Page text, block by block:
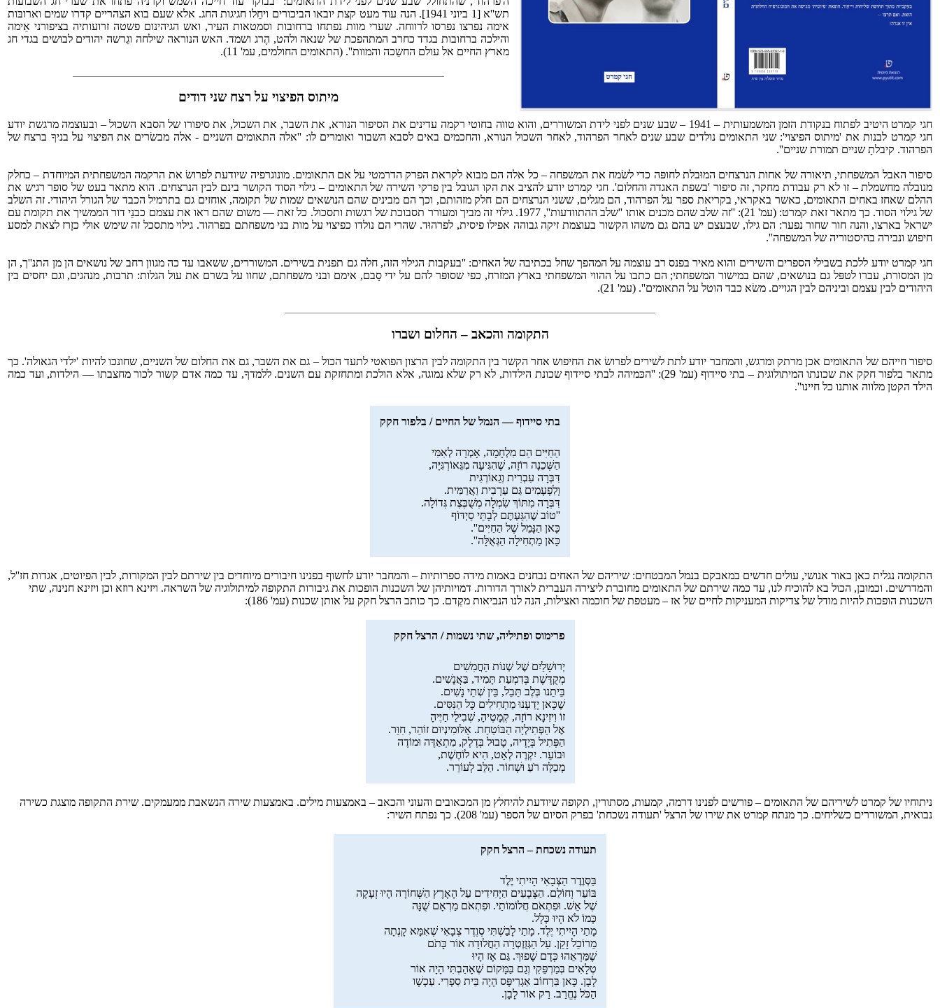
תש''א [1 ביוני 1941]. הנה עוד מעט קצת יובאו הביכורים ויחֵלו חגיגות החג. אלא שעם בוא הצהריים קדרו שמים וארובּות
אימה נפרצו נפרסו לרווחה. שערי מוות נפתחו ברחובות וסמטאות העיר, ואש הגיהינום פשטה זרועותיה בציפורני אֵימה
והילכה ברחובות בגדד כחרב המתהפכת של שנאה ולהט, הֶרג ושמד. האש הנוראה שילחה וגֵרשה יהודים לבושים בגדי חג
מארץ החיים אל עולם החשֵכה והמוות''. (התאומים החולמים, עמ' 11).
מיתוס הפיצוי על רצח שני דודים
חגי קמרט היטיב לפתוח בנקודת הזמן המשמעותית – 1941 – שבע שנים לפני לידת המשוררים, והוא טווה בחוטי רקמה עדינים את הסיפור הנורא, את השבר, את השכול, את סיפורו של הסבא השכוּל – ובעוצמה מרגשת יודע
חגי קמרט לבנות את 'מיתוס הפיצוי': שני התאומים נולדים שבע שנים לאחר הפרהוד, לאחר השכול הנורא, והחכמים באים לסבא השבור ואומרים לו: ''אלה התאומים השניים - אלה מבשׂרים את הפיצוי על בניךָ ברצח של
הפרהוד. קיבלתָ שניים תמורת שניים''.
סיפור האבל המשפחתי, תיאורה של אחות הנרצחים המוּבלת לחופּה כדי לשׂמח את המשפחה – כל אלה הם מבוא לקראת הפרק הדרמטי על אם התאומים. מונוגרפיה שיודעת לפרושׂ את הרקמה המשפחתית המיוחדת – כחלק
מנובלה מחשמלת – זו לא רק עבודת מחקר, זה סיפור 'בשפת האגדה והחלום'. חגי קמרט יודע להציב את הקו הגובל בין פרקי השירה של התאומים – גילוי הסוד הקושר בינם לבין הנרצחים. הוא מתאר בעט של סופר רגיש את
ההלם שאחז באחים התאומים, כאשר באקראי, בקריאת ספר על הפרהוד, הם מגלים, ששני הנרצחים הם חלק מזהותם, וכך הם מבינים שהם הנושאים שמות של תקומה, אוחזים גם בתרמיל הכבד של הגורל היהודי. זה השלב
של גילוי הסוד. כך מתאר זאת קמרט: (עמ' 21): ''זה שלב שהם מכנים אותו ''שלב ההתוודעות'', 1977. גילוי זה מביך ומעורר תסבוכת של רגשות ותסכול. כל זאת — משום שהם ראו את עצמם כבנֵי דור הממשיך את תקומת עם
ישראל בארצו, והנה חור שחור נפער: הם גילו, שבעצם יש בהם גם משהו הקשור בעוצמת זיקה גבוהה אפילו פיסית, לפרהוּד. שהרי הם נולדו כפיצוי על מות בני משפחתם בפרהוד. גילוי מתסכל זה שימש אולי כזָרז לצאת למסע
חיפוש ונבירה בהיסטוריה של המשפחה''.
חגי קמרט יודע ללכת בשבילי הספרים והשירים והוא מאיר בפנס רב עוצמה על המהפך שחל בכתיבה של האחים: ''בעקבות הגילוי הזה, חלה גם תפנית בשירים. המשוררים, ששאבו עד כה מגוון רחב של נושאים הן מן התנ''ך, הן
מן המסורת, עברו לטפּל גם בנושאים, שהם במישור המשפחתי; הם כתבו על ההווי המשפחתי בארץ המזרח, כפי שסופּר להם על ידי סָבם, אימם ובני משפחתם, שחוו על בשרם את עול הגלות: תרבות, מנהגים, וגם יחסים בין
היהודים לבין עצמם וביניהם לבין הגויים. משׂא כבד הוטל על התאומים''. (עמ' 21).
התקומה והכאב – החלום ושברו
סיפור חייהם של התאומים אכן מרתק ומרגש, והמחבר יודע לתת לשירים לפרושׂ את החיפוש אחר הקשר בין התקומה לבין הרצון הפואטי לתעד הכול – גם את השבר, גם את החלום של השניים, שחונכו להיות 'ילדי הגאולה'. כך
מתאר בלפור חקק את שכונתו המיתולוגית – בתי סיידוף (עמ' 29): ''הכּמיהה לבתי סיידוף שכונת הילדות, לא רק שלא נמוגה, אלא הולכת ומתחזקת עם השנים. ללמדךָ, עד כמה אדם קשור לכור מחצבתו — הילדות, ועד כמה
הילד הקטן מלווה אותנו כל חיינו''.
בתי סיידוף — הנמל של החיים / בלפור חקק
הַחַיִּים הֵם מִלְחָמָה, אָמְרָה לְאִמִּי
הַשְּׁכֵנָה רוֹזָה, שֶׁהִגִּיעָה מִגֵּאוֹרְגִּיָּה,
דִּבְּרָה עִבְרִית וְגֵאוֹרְגִּית
וְלִפְעָמִים גַּם עַרְבִית וַאֲרַמִּית.
דִּבְּרָה מִתּוֹךְ שִׂמְלָה מְשֻׁבֶּצֶת גְּדוֹלָה.
''טוֹב שֶׁהִגַּעְתֶּם לְבָתֵּי סַיְדּוֹף
כָּאן הַנָּמֵל שֶׁל הַחַיִּים''.
כָּאן מַתְחִילָה הַגְּאֻלָּה''.
התקומה נגלית כאן באור אנושי, עולים חדשים במאבקם בנמל המבטחים: שיריהם של האחים נבחנים באמות מידה ספרותיות – והמחבר יודע לחשוף בפנינו חיבורים מיוחדים בין שירתם לבין המקורות, לבין הפיוטים, אגדות חז''ל,
והמדרשים. וכמובן, הכול בא להוכיח לנו, עד כמה שירתם של התאומים מחוברת ליצירה העברית לאורך הדורות. דמויותיהן של השכנות הופכות את גיבורות התקופה למיתולוגיה של השראה. ויזינא רוזא וכן ויזינא חנינה, שתי
השכנות הופכות להיות מודל של צדיקות המעניקות לחיים של אז – מעטפת של חוכמה ואצילות, הנה לנו הנביאות מקֶדם. כך כותב הרצל חקק על אותן שכנות (עמ' 186):
פרימוס ופתיליה, שתי נשמות / הרצל חקק
יְרוּשָׁלַיִם שֶׁל שְׁנוֹת הַחֲמִשִׁים
מְקֻדֶּשֶׁת בְּדִמְעַת תָּמִיד, בַּאֲנָשִׁים.
בֵּיתֵנו בְּלֶב תֵּבֵל, בֵּין שְׁתֵי נָשִׁים.
שֶׁכָּאן יָדַעְנוּ מַתְחִילִים כָּל הַנִּסִּים.
זוֹ וִיזִינָא רוֹזָה, קְמָטֶיהָ, שְׁבִילֵי חַיֶּיהָ
אֶל הַפְּתִילְיָה הַבּוֹטַחַת. אַלּוּמִינְיוּם זוֹהֵר, חִוֵּר.
הַפְּתִיל בְּיָדֶיה, טָבוּל בְּדֶלֶק, מִתְאַדֶּה וּמוֹדֶה
וּבוֹעֵר. יִקְרֶה לְאַט, הִיא לוֹחֶשֶׁת,
מְכַלָּה רֹעַ וּשְׁחוֹר. הַלֵּב לְעוֹרֵר.
ניתוחיו של קמרט לשיריהם של התאומים – פורשים לפנינו דרמה, קמעות, מסתורין, תקופה שיודעת להיחלץ מן המכאובים והעוני והכאב – באמצעות מילים. באמצעות שירה הנשאבת ממעמקים. שירת התקופה מוצגת כשירה
נבואית, המשוררים כשליחים. כך מנתח קמרט את שירו של הרצל 'תעודה נשכחת' בפרק הסיום של הספר (עמ' 208). כך נפתח השיר:
תעודה נשכחת – הרצל חקק
בַּסְּוֶדֶר הַצְּבָאִי הָיִיתִי יֶלֶד
בּוֹעֵר וְחוֹלֵם. הַצְּבָעִים הַיְּחִידִים עַל הָאָרֶץ הַשְּׁחוֹרָה הָיוּ זְעָקָה
שֶׁל אֵשׁ. וּפִתְאֹם חֲלוֹמוֹתַי. וּפִתְאֹם מַרְאָם שֻׁנָּה
כְּמוֹ לֹא הָיוּ כְּלָל.
מָתַי הָיִיתִי יֶלֶד. מָתַי לָבַשְׁתִּי סְוֶדֶר צְבָאִי שֶׁאִמָּא קָנְתָה
מֵרוֹכֵל זָקֵן. עַל הַגְּזֻזְטְרָה הַחֲלוּדָה אוֹר כָּתֹם
שֶׁמַּרְאֵהוּ כְּדָם שָׁפוּךְ. גַּם אָז הָיוּ
טְלָאִים בְּמַרְפֵּקִי וְגַם בַּמָּקוֹם שֶׁאָהַבְתִּי הָיָה אוֹר
לָבָן. כָּאן בִּרְחוֹב אַגְרִיפָּס הָיָה בֵּית סִפְרִי. עַכְשָׁו
הַכֹּל נֶחֱרַב. רַק אוֹר לָבָן.